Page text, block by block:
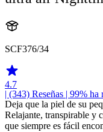
SCF376/34
4.7
| (343) Reseñas | 99% ha
Deja que la piel de su
Relajante, transpirable y
que siempre es fácil